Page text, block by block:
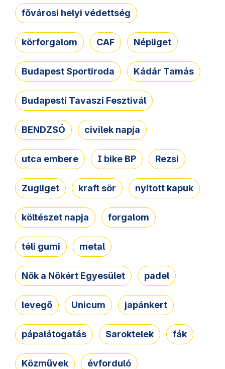
fővárosi helyi védettség
körforgalom CAF Népliget
Budapest Sportiroda Kádár Tamás
Budapesti Tavaszi Fesztivál
BENDZSÓ civilek napja
utca embere I bike BP Rezsi
Zugliget kraft sör nyitott kapuk
költészet napja forgalom
téli gumi metal
Nők a Nőkért Egyesület padel
levegő Unicum japánkert
pápalátogatás Saroktelek fák
Közművek évforduló